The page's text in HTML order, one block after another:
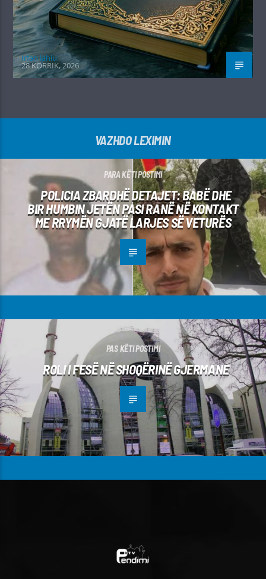
Irfan Jahiu
28 KORRIK, 2026
VAZHDO LEXIMIN
PARA KËTI POSTIMI
POLICIA ZBARDHË DETAJET: BABË DHE
BIR HUMBIN JETËN PASI RANË NË KONTAKT
ME RRYMËN GJATË LARJES SË VETURËS
PAS KËTI POSTIMI
ROLI I FESË NË SHOQËRINË GJERMANE